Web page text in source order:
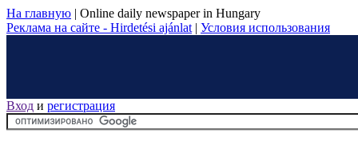
На главную | Online daily newspaper in Hungary
Реклама на сайте - Hirdetési ajánlat | Условия использования
Вход и регистрация